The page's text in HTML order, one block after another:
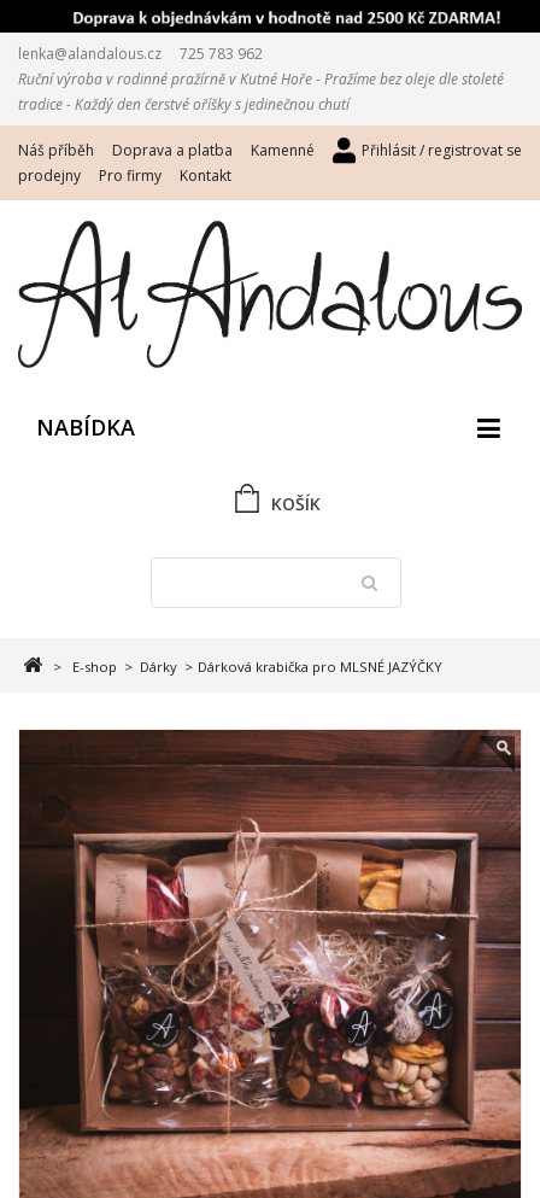
lenka@alandalous.cz 725 783 962
Ruční výroba v rodinné pražírně v Kutné Hoře - Pražíme bez oleje dle stoleté
tradice - Každý den čerstvé oříšky s jedinečnou chutí
Přihlásit / registrovat se
Náš příběh Doprava a platba
Kamenné
prodejny
Pro firmy Kontakt
NABÍDKA
KOŠÍK
> E-shop > Dárky > Dárková krabička pro MLSNÉ JAZÝČKY